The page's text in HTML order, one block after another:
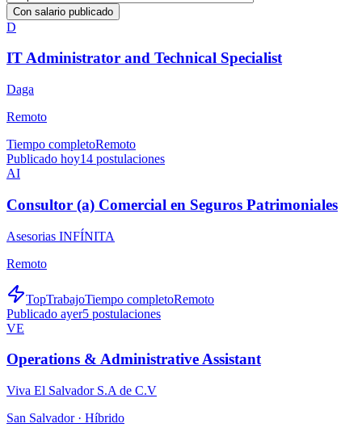
Con salario publicado
D
IT Administrator and Technical Specialist
Daga
Remoto
Tiempo completoRemoto
Publicado hoy14 postulaciones
AI
Consultor (a) Comercial en Seguros Patrimoniales
Asesorias INFÍNITA
Remoto
TopTrabajoTiempo completoRemoto
Publicado ayer5 postulaciones
VE
Operations & Administrative Assistant
Viva El Salvador S.A de C.V
San Salvador · Híbrido